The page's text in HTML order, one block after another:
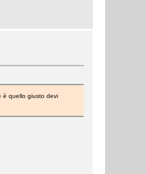
è quello giusto devi